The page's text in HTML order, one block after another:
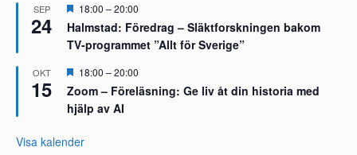
t
SEP
24
U
v
a
t
18:00 –20:00
Halmstad: Föredrag – Släktforskningen bakom
TV-programmet ”Allt för Sverige”
OKT
15
U
v
a
18:00 –20:00
Zoom – Föreläsning: Ge liv åt din historia med
hjälp av AI
Visa kalender